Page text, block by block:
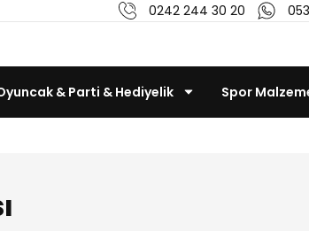
0242 244 30 20
& Parti & Hediyelik Spor